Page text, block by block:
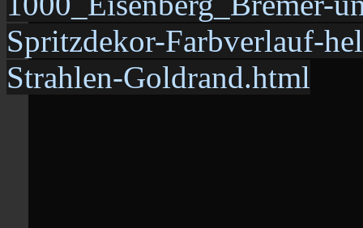
Spritzdekor-Farbverlauf-
Strahlen-Goldrand.html